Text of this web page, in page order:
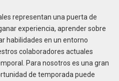
representan una puerta de
experiencia, aprender sobre
habilidades en un entorno
colaboradores actuales
Para nosotros es una gran
de temporada puede